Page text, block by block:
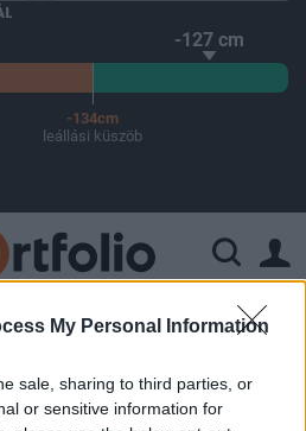
My Personal Information
sale, sharing to third parties, or
or sensitive information for
-127 cm
-134cm
leállási küszöb
az ADSL